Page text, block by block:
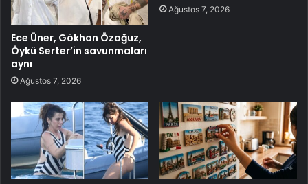
Ece Üner, Gökhan Özoğuz,
Öykü Serter’in savunmaları
aynı
Ağustos 7, 2026
Ağustos 7, 2026